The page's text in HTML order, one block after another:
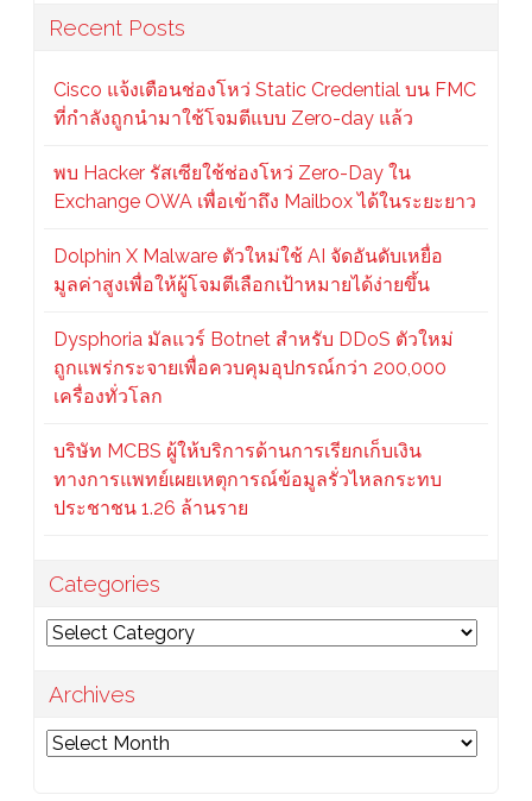
Recent Posts
Cisco แจ้งเตือนช่องโหว่ Static Credential บน FMC
ที่กำลังถูกนำมาใช้โจมตีแบบ Zero-day แล้ว
พบ Hacker รัสเซียใช้ช่องโหว่ Zero-Day ใน
Exchange OWA เพื่อเข้าถึง Mailbox ได้ในระยะยาว
Dolphin X Malware ตัวใหม่ใช้ AI จัดอันดับเหยื่อ
มูลค่าสูงเพื่อให้ผู้โจมตีเลือกเป้าหมายได้ง่ายขึ้น
Dysphoria มัลแวร์ Botnet สำหรับ DDoS ตัวใหม่
ถูกแพร่กระจายเพื่อควบคุมอุปกรณ์กว่า 200,000
เครื่องทั่วโลก
บริษัท MCBS ผู้ให้บริการด้านการเรียกเก็บเงิน
ทางการแพทย์เผยเหตุการณ์ข้อมูลรั่วไหลกระทบ
ประชาชน 1.26 ล้านราย
Categories
Categories
Archives
Archives